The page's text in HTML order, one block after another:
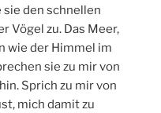
sie den schnellen
Vögel zu. Das Meer,
wie der Himmel im
sie zu mir von
Sprich zu mir von
mich damit zu